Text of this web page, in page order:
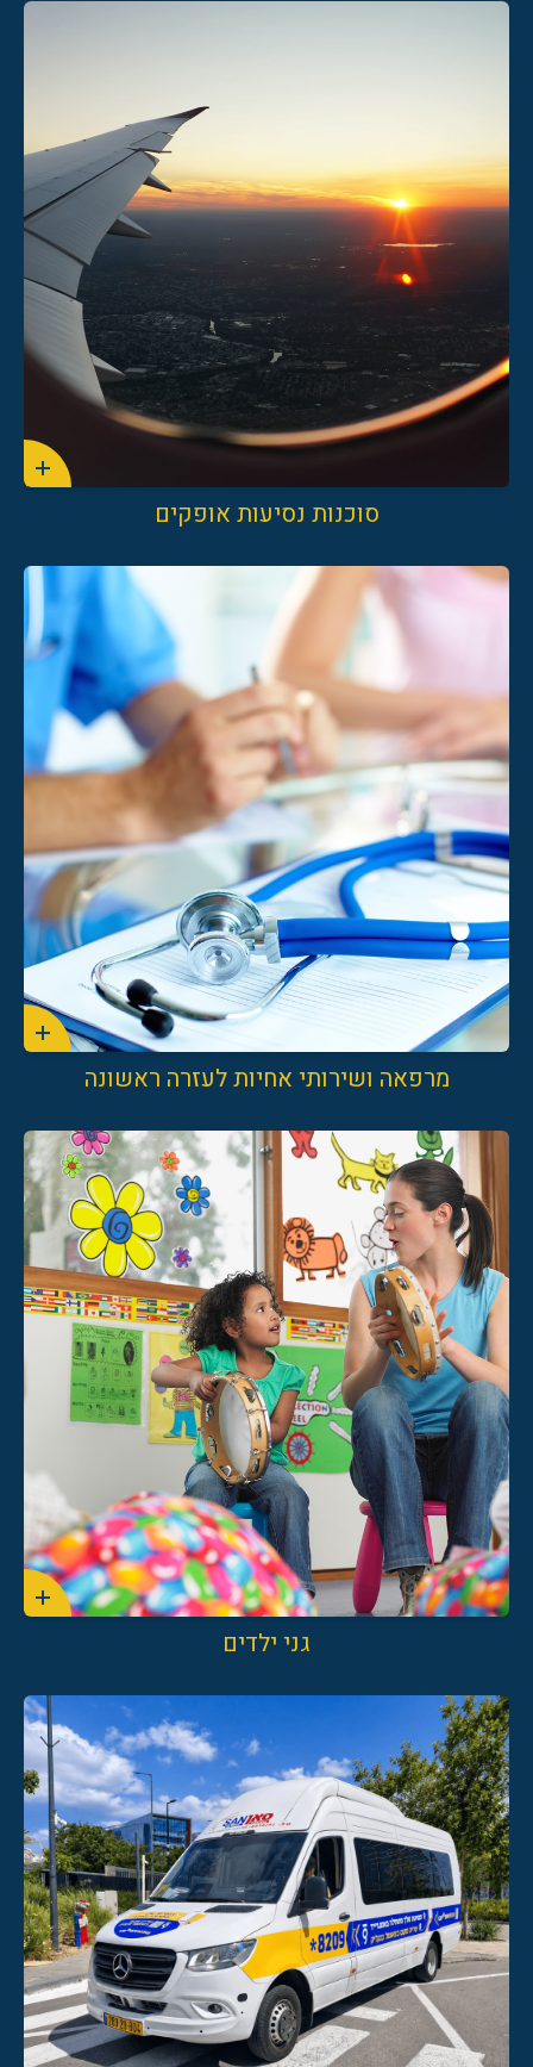
סוכנות נסיעות אופקים
04-8551515
מרפאה ושירותי אחיות לעזרה ראשונה
גני ילדים
04-8551372
04-8550052